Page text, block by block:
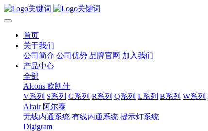
首页
关于我们
公司简介 公司优势 品牌官网 加入我们
产品中心
全部
Alcons 欧凯仕
V系列 S系列 G系列 R系列 Q系列 L系列 B系列 W系列
Altair 阿尔泰
无线内通系统 有线内通系统 提示灯系统
Digigram